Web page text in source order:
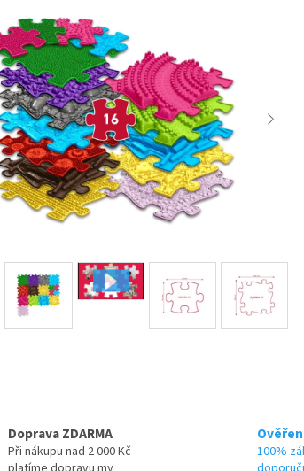
Doprava ZDARMA
Při nákupu nad 2 000 Kč
100%